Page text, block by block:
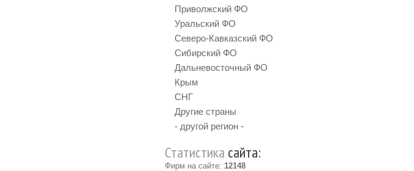
Приволжский ФО
Уральский ФО
Северо-Кавказский ФО
Сибирский ФО
Дальневосточный ФО
Крым
СНГ
Другие страны
- другой регион -
Статистика сайта:
Фирм на сайте: 12148